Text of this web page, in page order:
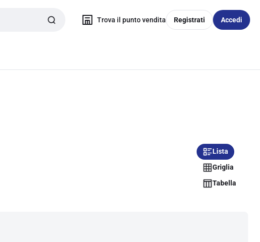
Trova il punto vendita Registrati Accedi
Lista
Griglia
Tabella